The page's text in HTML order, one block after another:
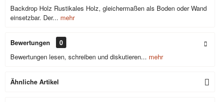
Backdrop Holz Rustikales Holz, gleichermaßen als Boden oder Wand
einsetzbar. Der... mehr
Bewertungen
0
Bewertungen lesen, schreiben und diskutieren... mehr
Ähnliche Artikel